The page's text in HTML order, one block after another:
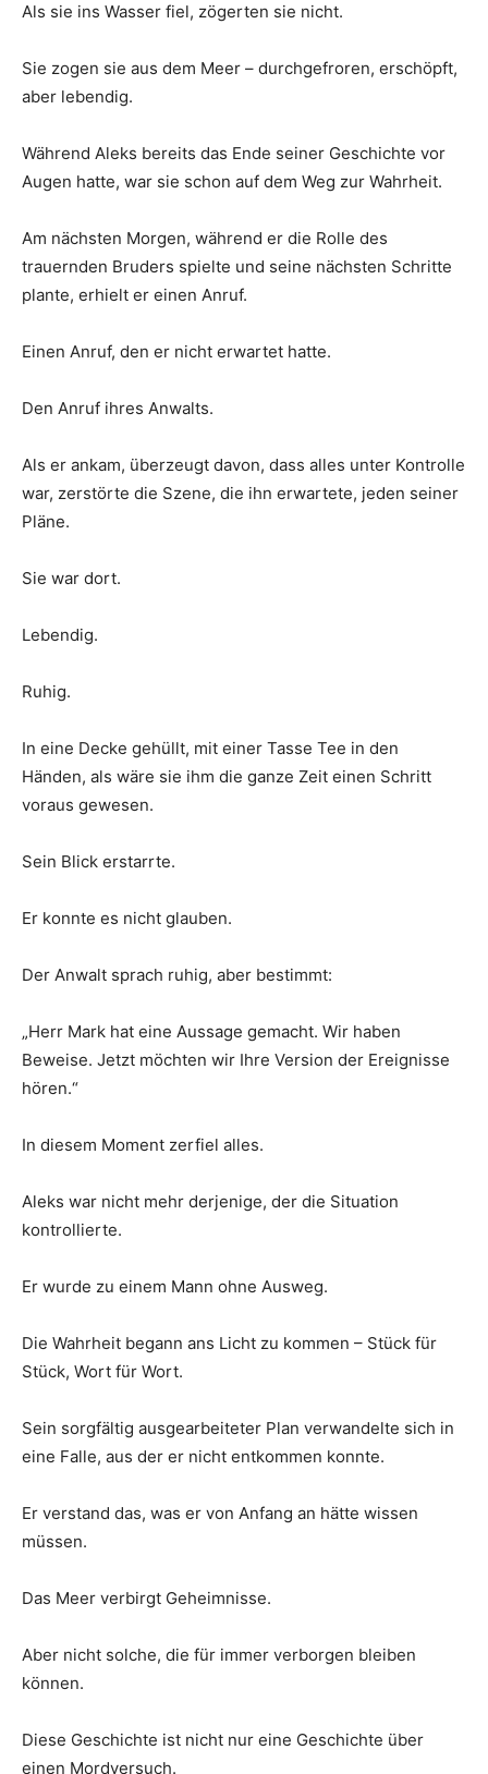
Als sie ins Wasser fiel, zögerten sie nicht.
Sie zogen sie aus dem Meer – durchgefroren, erschöpft,
aber lebendig.
Während Aleks bereits das Ende seiner Geschichte vor
Augen hatte, war sie schon auf dem Weg zur Wahrheit.
Am nächsten Morgen, während er die Rolle des
trauernden Bruders spielte und seine nächsten Schritte
plante, erhielt er einen Anruf.
Einen Anruf, den er nicht erwartet hatte.
Den Anruf ihres Anwalts.
Als er ankam, überzeugt davon, dass alles unter Kontrolle
war, zerstörte die Szene, die ihn erwartete, jeden seiner
Pläne.
Sie war dort.
Lebendig.
Ruhig.
In eine Decke gehüllt, mit einer Tasse Tee in den
Händen, als wäre sie ihm die ganze Zeit einen Schritt
voraus gewesen.
Sein Blick erstarrte.
Er konnte es nicht glauben.
Der Anwalt sprach ruhig, aber bestimmt:
„Herr Mark hat eine Aussage gemacht. Wir haben
Beweise. Jetzt möchten wir Ihre Version der Ereignisse
hören.“
In diesem Moment zerfiel alles.
Aleks war nicht mehr derjenige, der die Situation
kontrollierte.
Er wurde zu einem Mann ohne Ausweg.
Die Wahrheit begann ans Licht zu kommen – Stück für
Stück, Wort für Wort.
Sein sorgfältig ausgearbeiteter Plan verwandelte sich in
eine Falle, aus der er nicht entkommen konnte.
Er verstand das, was er von Anfang an hätte wissen
müssen.
Das Meer verbirgt Geheimnisse.
Aber nicht solche, die für immer verborgen bleiben
können.
Diese Geschichte ist nicht nur eine Geschichte über
einen Mordversuch.